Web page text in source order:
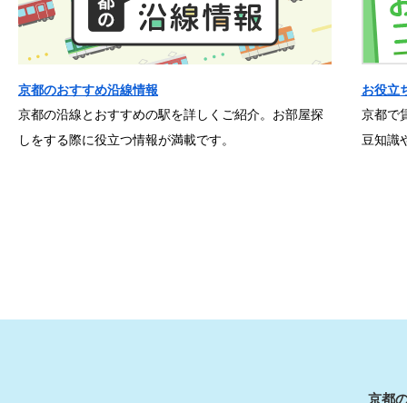
京都のおすすめ沿線情報
京都の沿線とおすすめの駅を詳しくご紹介。お部屋探
しをする際に役立つ情報が満載です。
お役立
京都で
豆知識
京都